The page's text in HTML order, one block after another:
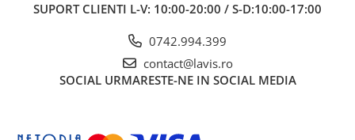
SUPORT CLIENTI L-V: 10:00-20:00 / S-D:10:00-17:00
0742.994.399
contact@lavis.ro
SOCIAL URMARESTE-NE IN SOCIAL MEDIA